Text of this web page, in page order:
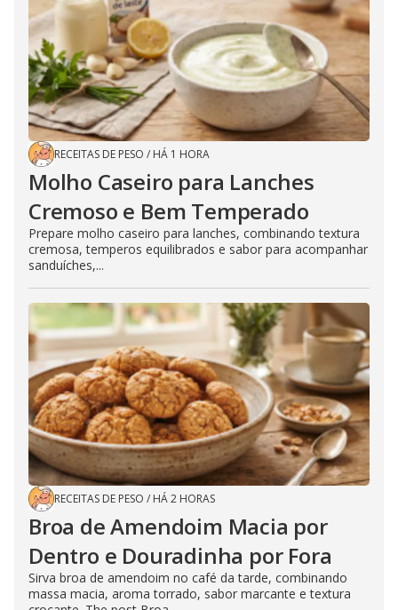
RECEITAS DE PESO / HÁ 1 HORA
Molho Caseiro para Lanches
Cremoso e Bem Temperado
Prepare molho caseiro para lanches, combinando textura
cremosa, temperos equilibrados e sabor para acompanhar
sanduíches,...
RECEITAS DE PESO / HÁ 2 HORAS
Broa de Amendoim Macia por
Dentro e Douradinha por Fora
Sirva broa de amendoim no café da tarde, combinando
massa macia, aroma torrado, sabor marcante e textura